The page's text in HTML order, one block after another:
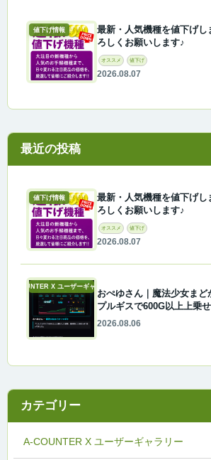
値下げ情報
最新・人気機種を値下げし
ろしくお願いします♪
オススメ 値下げ
2026.08.07
最近の投稿
値下げ情報
最新・人気機種を値下げし
ろしくお願いします♪
オススメ 値下げ
2026.08.07
A-COUNTER X ユーザーギャラリー
おぺゆさん｜魔法少女ま
プルギスで600G以上上乗
2026.08.06
カテゴリー
A-COUNTER X ユーザーギャラリー